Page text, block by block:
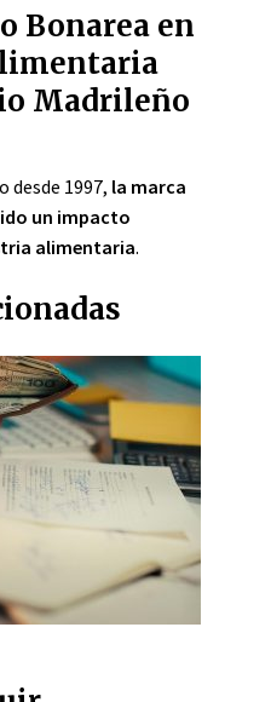
Bonarea en
Madrileño
desde 1997, la marca
un impacto
alimentaria.